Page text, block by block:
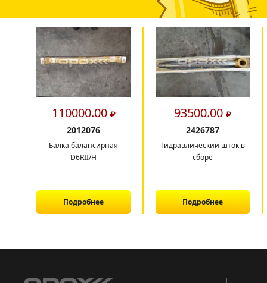
110000.00
2012076
Балка балансирная
D6RII/H
Подробнее
93500.00
2426787
Гидравлический шток в
сборе
Подробнее